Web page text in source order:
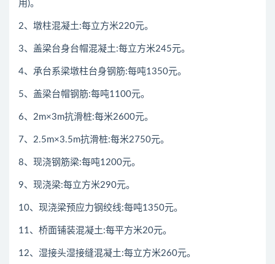
用)。
2、墩柱混凝土:每立方米220元。
3、盖梁台身台帽混凝土:每立方米245元。
4、承台系梁墩柱台身钢筋:每吨1350元。
5、盖梁台帽钢筋:每吨1100元。
6、2m×3m抗滑桩:每米2600元。
7、2.5m×3.5m抗滑桩:每米2750元。
8、现浇钢筋梁:每吨1200元。
9、现浇梁:每立方米290元。
10、现浇梁预应力钢绞线:每吨1350元。
11、桥面铺装混凝土:每平方米20元。
12、湿接头湿接缝混凝土:每立方米260元。